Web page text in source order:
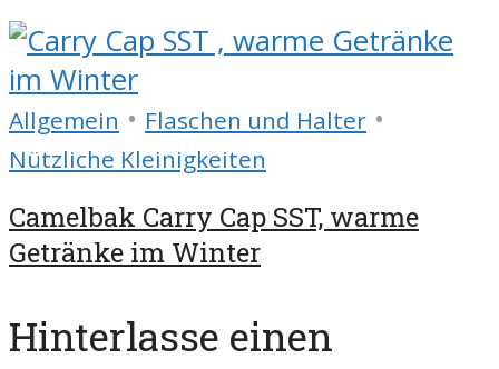
Allgemein • Flaschen und Halter •
Nützliche Kleinigkeiten
Camelbak Carry Cap SST, warme
Getränke im Winter
Hinterlasse einen